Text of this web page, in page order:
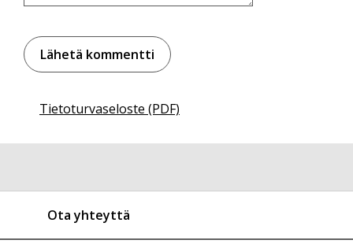
Tietoturvaseloste (PDF)
Ota yhteyttä